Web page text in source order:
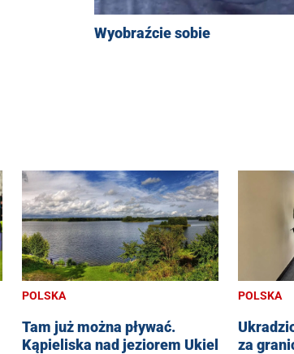
Wyobraźcie sobie
POLSKA
Tam już można pływać.
Kąpieliska nad jeziorem Ukiel
POLSKA
za